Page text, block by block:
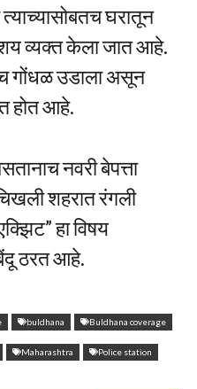
घरातून
व्यक्त केला जात आहे.
गोंधळ उडाला असून
होत आहे.
नवरी बेपत्ता
शहरात रंगली
हा विषय
ठरत आहे.
buldhana Buldhana coverage
Maharashtra Police station